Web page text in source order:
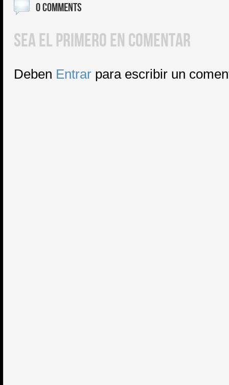
0 COMMENTS
SEA EL PRIMERO EN COMENTAR
Deben Entrar para escribir un